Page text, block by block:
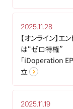
2025.11.28
【オンライン】エ
は“ゼロ特権”
「iDoperation
立
2025.11.19